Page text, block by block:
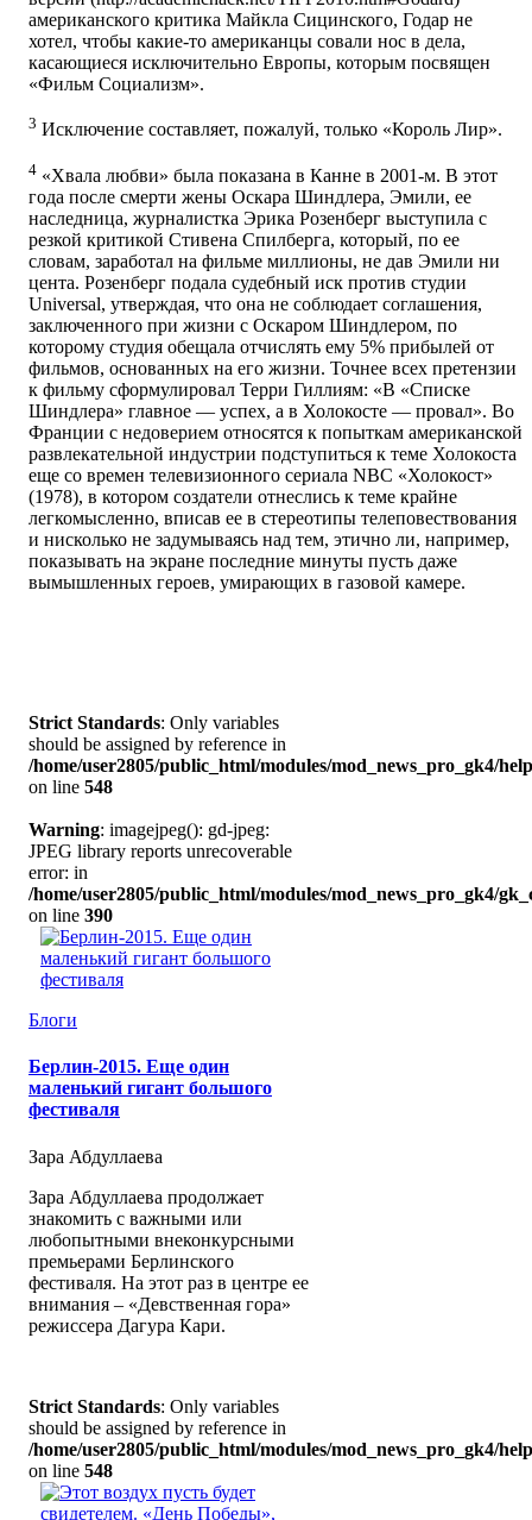
американского критика Майкла Сицинского, Годар не
хотел, чтобы какие-то американцы совали нос в дела,
касающиеся исключительно Европы, которым посвящен
«Фильм Социализм».
3 Исключение составляет, пожалуй, только «Король Лир».
4 «Хвала любви» была показана в Канне в 2001-м. В этот
года после смерти жены Оскара Шиндлера, Эмили, ее
наследница, журналистка Эрика Розенберг выступила с
резкой критикой Стивена Спилберга, который, по ее
словам, заработал на фильме миллионы, не дав Эмили ни
цента. Розенберг подала судебный иск против студии
Universal, утверждая, что она не соблюдает соглашения,
заключенного при жизни с Оскаром Шиндлером, по
которому студия обещала отчислять ему 5% прибылей от
фильмов, основанных на его жизни. Точнее всех претензии
к фильму сформулировал Терри Гиллиям: «В «Списке
Шиндлера» главное — успех, а в Холокосте — провал». Во
Франции с недоверием относятся к попыткам американской
развлекательной индустрии подступиться к теме Холокоста
еще со времен телевизионного сериала NBС «Холокост»
(1978), в котором создатели отнеслись к теме крайне
легкомысленно, вписав ее в стереотипы телеповествования
и нисколько не задумываясь над тем, этично ли, например,
показывать на экране последние минуты пусть даже
вымышленных героев, умирающих в газовой камере.
Strict Standards: Only variables
should be assigned by reference in
/home/user2805/public_html/modules/mod_news_pro_gk4/
on line 548
Warning: imagejpeg(): gd-jpeg:
JPEG library reports unrecoverable
error: in
/home/user2805/public_html/modules/mod_news_pro_gk4/
on line 390
Блоги
Берлин-2015. Еще один
маленький гигант большого
фестиваля
Зара Абдуллаева
Зара Абдуллаева продолжает
знакомить с важными или
любопытными внеконкурсными
премьерами Берлинского
фестиваля. На этот раз в центре ее
внимания – «Девственная гора»
режиссера Дагура Кари.
Strict Standards: Only variables
should be assigned by reference in
/home/user2805/public_html/modules/mod_news_pro_gk4/
on line 548